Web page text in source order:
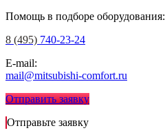
Помощь в подборе оборудования:
8 (495) 740-23-24
E-mail:
mail@mitsubishi-comfort.ru
Отправить заявку
Отправьте заявку